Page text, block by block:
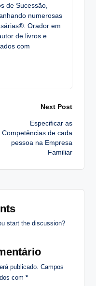
de Sucessão,
numerosas
Orador em
de livros e
com
Next Post
Especificar as
Competências de cada
pessoa na Empresa
Familiar
start the discussion?
publicado. Campos
com *